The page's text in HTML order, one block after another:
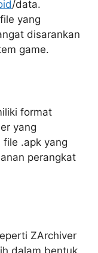
/data.
yang
disarankan
game.
format
yang
.apk yang
perangkat
ZArchiver
dalam bentuk